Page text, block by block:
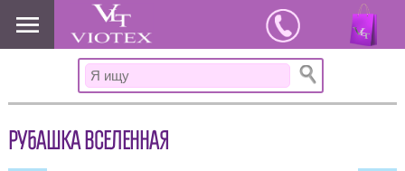
www.viotex37.ru
РУБАШКА ВСЕЛЕННАЯ